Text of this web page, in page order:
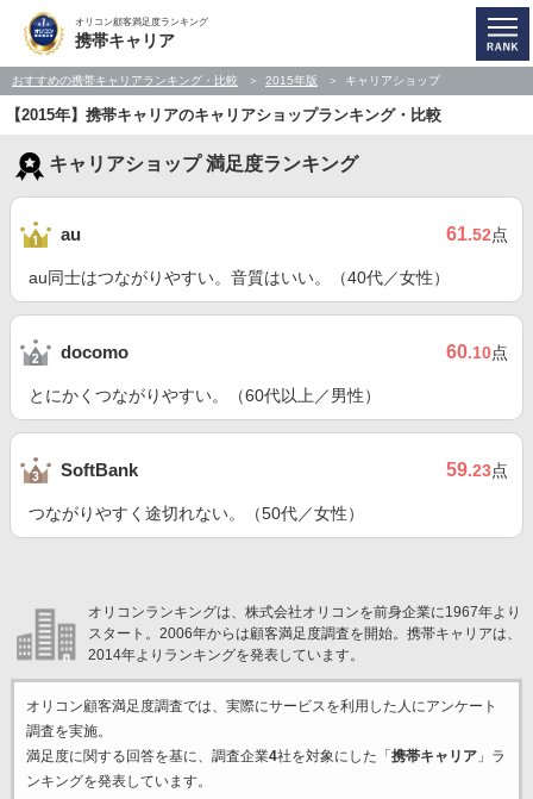
オリコン顧客満足度ランキング
携帯キャリア
おすすめの携帯キャリアランキング・比較 2015年版 キャリアショップ
【2015年】携帯キャリアのキャリアショップランキング・比較
キャリアショップ 満足度ランキング
au 61.52点
au同士はつながりやすい。音質はいい。（40代／女性）
docomo 60.10点
とにかくつながりやすい。（60代以上／男性）
SoftBank 59.23点
つながりやすく途切れない。（50代／女性）
オリコンランキングは、株式会社オリコンを前身企業に1967年より
スタート。2006年からは顧客満足度調査を開始。携帯キャリアは、
2014年よりランキングを発表しています。
オリコン顧客満足度調査では、実際にサービスを利用した 人にアンケート
調査を実施。
満足度に関する回答を基に、調査企業4社を対象にした「 携帯キャリア」ラ
ンキングを発表しています。